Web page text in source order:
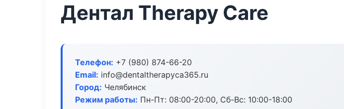
Дентал Therapy Care
Телефон: +7 (980) 874-66-20
Email: info@dentaltherapyca365.ru
Город: Челябинск
Режим работы: Пн-Пт: 08:00-20:00, Сб-Вс: 10:00-18:00